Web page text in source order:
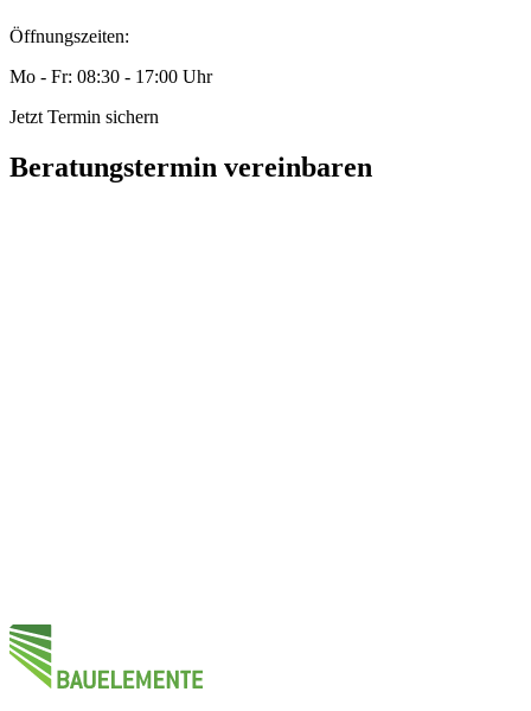
Öffnungszeiten:
Mo - Fr: 08:30 - 17:00 Uhr
Jetzt Termin sichern
Beratungstermin vereinbaren